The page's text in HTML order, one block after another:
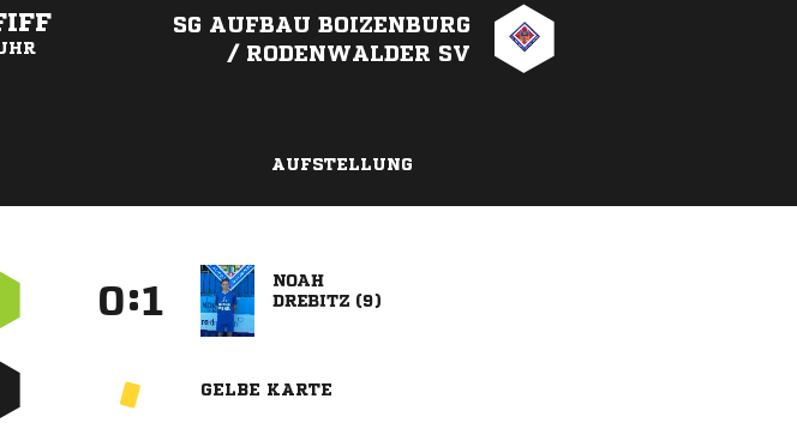
SG AUFBAU BOIZENBURG
/ RODENWALDER SV
AUFSTELLUNG
:

 
GELBE KARTE